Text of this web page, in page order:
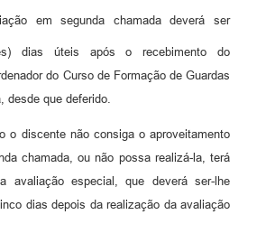
em segunda chamada deverá ser
dias úteis após o recebimento do
do Curso de Formação de Guardas
desde que deferido.
o discente não consiga o aproveitamento
chamada, ou não possa realizá-la, terá
avaliação especial, que deverá ser-lhe
dias depois da realização da avaliação